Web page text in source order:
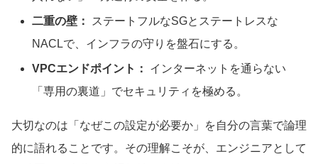
二重の壁：
ステートフルなSGとステートレスな
NACLで、インフラの守りを盤石にする。
VPCエンドポイント：
インターネットを通らない
「専用の裏道」でセキュリティを極める。
大切なのは「なぜこの設定が必要か」を自分の言葉で論理
的に語れることです。その理解こそが、エンジニアとして